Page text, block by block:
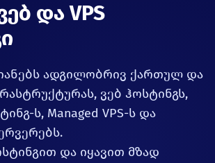
და VPS
ადგილობრივ ქართულ და
ვებ ჰოსტინგს,
ს, Managed VPS-ს და
და იყავით მზად